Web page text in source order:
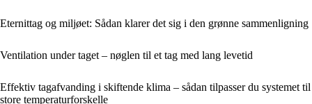
Eternittag og miljøet: Sådan klarer det sig i den grønne sammenligning
Ventilation under taget – nøglen til et tag med lang levetid
Effektiv tagafvanding i skiftende klima – sådan tilpasser du systemet til
store temperaturforskelle